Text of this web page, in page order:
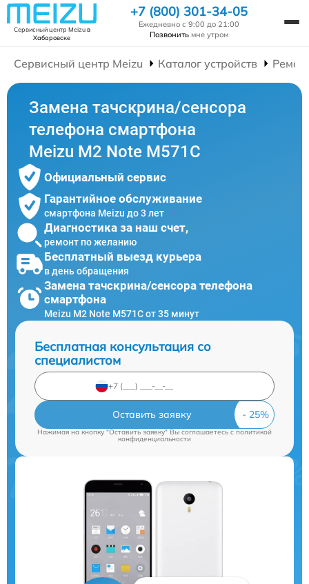
Сервисный центр Meizuв
Хабаровске
+7 (800) 301-34-05
Ежедневно с 9:00 до 21:00
Позвонить мне утром
Сервисный центр Meizu Каталог устройств
Замена тачскрина/сенсора
телефона смартфона
Meizu M2 Note M571C
Официальный сервис
Гарантийное обслуживание
смартфона Meizu до 3 лет
Диагностика за наш счет,
ремонт по желанию
Бесплатный выезд курьера
в день обращения
Замена тачскрина/сенсора телефона
смартфона
Meizu M2 Note M571C от 35 минут
Бесплатная консультация со
специалистом
Оставить заявку
Нажимая на кнопку "Оставить заявку" Вы соглашаетесь cполитикой
конфиденциальности